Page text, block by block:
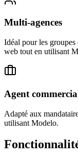
Multi-agences
Idéal pour les groupes
web tout en utilisant
Agent
Adapté aux
utilisant Modelo.